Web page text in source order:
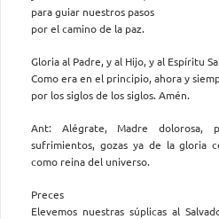
para guiar nuestros pasos
por el camino de la paz.
Gloria al Padre, y al Hijo, y al Espíritu
Como era en el principio, ahora y
por los siglos de los siglos. Amén.
Ant: Alégrate, Madre dolorosa,
sufrimientos, gozas ya de la gloria
como reina del universo.
Preces
Elevemos nuestras súplicas al